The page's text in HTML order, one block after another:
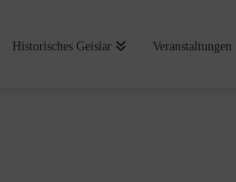
Historisches Geislar Veranstaltungen